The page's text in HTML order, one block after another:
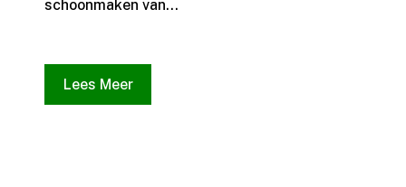
schoonmaken van...
Lees Meer